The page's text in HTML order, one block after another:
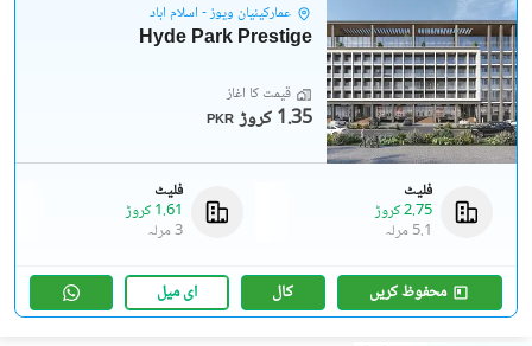
عمارکینیان ویوز - اسلام آباد
Hyde Park Prestige
قیمت کا آغاز
PKR 1.35 کروڑ
فلیٹ
2.75 کروڑ
5.1 مرلہ
فلیٹ
1.61 کروڑ
3 مرلہ
محفوظ کریں کال ای میل